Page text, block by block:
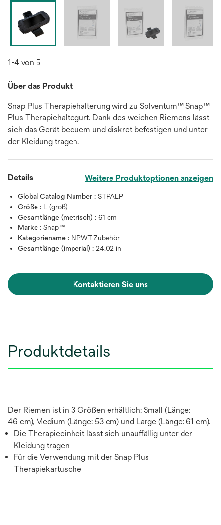
1-4 von 5
Über das Produkt
Snap Plus Therapiehalterung wird zu Solventum™ Snap™
Plus Therapiehaltegurt. Dank des weichen Riemens lässt
sich das Gerät bequem und diskret befestigen und unter
der Kleidung tragen.
Details Weitere Produktoptionen anzeigen
Global Catalog Number : STPALP
Größe : L (groß)
Gesamtlänge (metrisch) : 61 cm
Marke : Snap™
Kategoriename : NPWT-Zubehör
Gesamtlänge (imperial) : 24.02 in
Kontaktieren Sie uns
Produktdetails
Der Riemen ist in 3 Größen erhältlich: Small (Länge:
46 cm), Medium (Länge: 53 cm) und Large (Länge: 61 cm).
Die Therapieeinheit lässt sich unauffällig unter der
Kleidung tragen
Für die Verwendung mit der Snap Plus
Therapiekartusche